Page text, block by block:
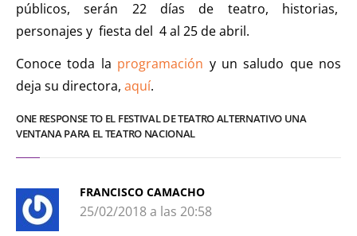
públicos, serán 22 días de teatro, historias,
personajes y fiesta del 4 al 25 de abril.
Conoce toda la programación y un saludo que nos
deja su directora, aquí.
ONE RESPONSE TO EL FESTIVAL DE TEATRO ALTERNATIVO UNA
VENTANA PARA EL TEATRO NACIONAL
FRANCISCO CAMACHO
25/02/2018 a las 20:58